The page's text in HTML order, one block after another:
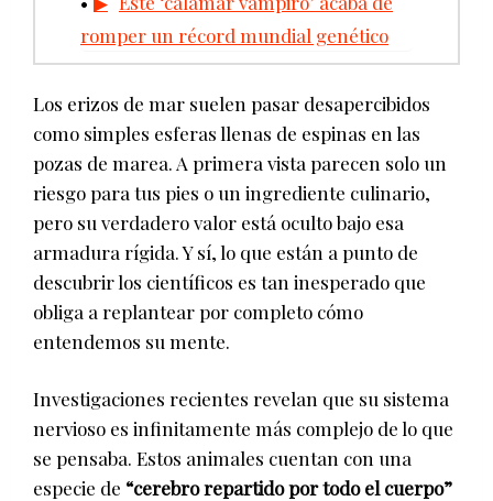
romper un récord mundial genético
Los erizos de mar suelen pasar desapercibidos
como simples esferas llenas de espinas en las
pozas de marea. A primera vista parecen solo un
riesgo para tus pies o un ingrediente culinario,
pero su verdadero valor está oculto bajo esa
armadura rígida. Y sí, lo que están a punto de
descubrir los científicos es tan inesperado que
obliga a replantear por completo cómo
entendemos su mente.
Investigaciones recientes revelan que su sistema
nervioso es infinitamente más complejo de lo que
se pensaba. Estos animales cuentan con una
especie de “cerebro repartido por todo el cuerpo”